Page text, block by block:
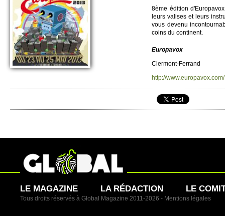
8ème édition
leurs valises et leurs
vous devenu
coins du continent.
Euro­pavox
Clermont-Ferrand
http://​www.​europavox.​com/​
a
l
LE MAGAZINE LA RÉDACTION LE
Tous droits réservés à Global Magazine 2011-2026 - Mentions légales